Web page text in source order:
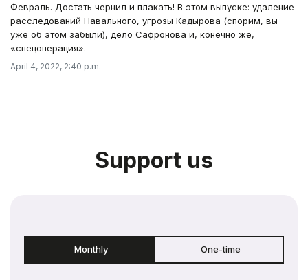
Февраль. Достать чернил и плакать! В этом выпуске: удаление
расследований Навального, угрозы Кадырова (спорим, вы
уже об этом забыли), дело Сафронова и, конечно же,
«спецоперация».
April 4, 2022, 2:40 p.m.
Support us
Monthly One-time